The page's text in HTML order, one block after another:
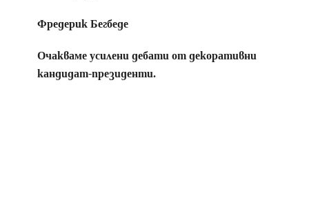
Фредерик Бегбеде
Очакваме усилени дебати от декоративни
кандидат-президенти.